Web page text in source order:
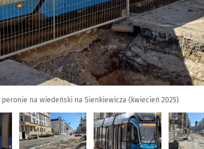
na wiedeński na Sienkiewicza (kwiecień 2025)